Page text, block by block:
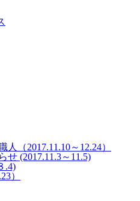
（2017.11.10～12.24）
せ (2017.11.3～11.5)
.4)
）